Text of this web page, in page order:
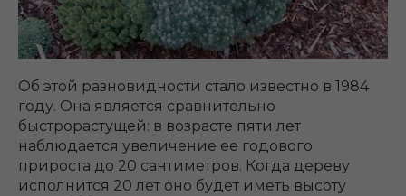
Об этой разновидности стало известно в 1984
году. Она является сравнительно
быстрорастущей: в возрасте пяти лет
наблюдается увеличение ее годового
прироста до 20 сантиметров. Когда дереву
исполнится 20 лет оно будет иметь высоту